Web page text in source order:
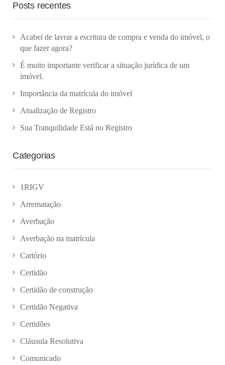
Posts recentes
Acabei de lavrar a escritura de compra e venda do imóvel, o
que fazer agora?
É muito importante verificar a situação jurídica de um
imóvel.
Importância da matrícula do imóvel
Atualização de Registro
Sua Tranquilidade Está no Registro
Categorias
1RIGV
Arrematação
Averbação
Averbação na matrícula
Cartório
Certidão
Certidão de construção
Certidão Negativa
Certidões
Cláusula Resolutiva
Comunicado